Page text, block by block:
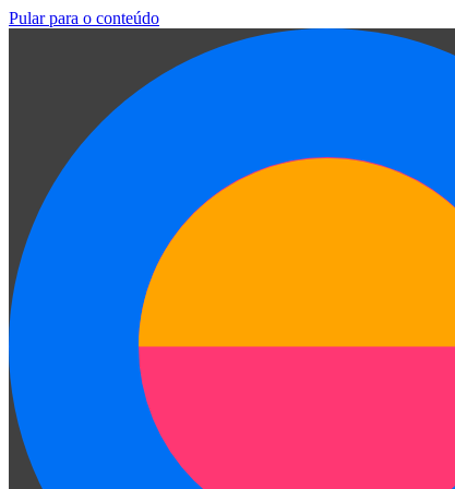
Pular para o conteúdo